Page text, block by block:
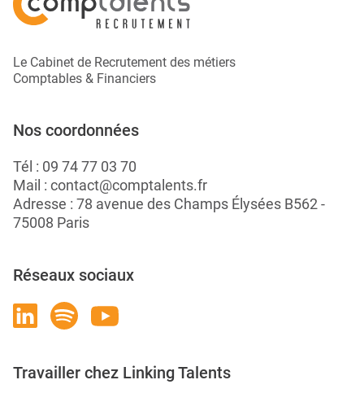
Le Cabinet de Recrutement des métiers
Comptables & Financiers
Nos coordonnées
Tél : 09 74 77 03 70
Mail : contact@comptalents.fr
Adresse : 78 avenue des Champs Élysées B562 -
75008 Paris
Réseaux sociaux
Travailler chez Linking Talents